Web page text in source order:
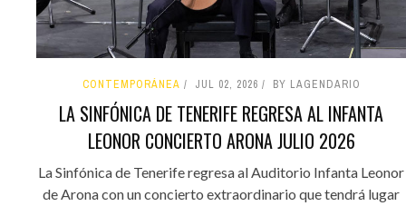
CONTEMPORÁNEA JUL 02, 2026 BY LAGENDARIO
LA SINFÓNICA DE TENERIFE REGRESA AL INFANTA
LEONOR CONCIERTO ARONA JULIO 2026
La Sinfónica de Tenerife regresa al Auditorio Infanta Leonor
de Arona con un concierto extraordinario que tendrá lugar